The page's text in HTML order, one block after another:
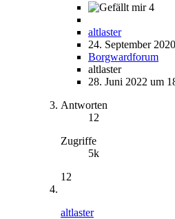
4
altlaster
24. September
Borgwardforum
altlaster
28. Juni 2022 um
Antworten
12
Zugriffe
5k
12
altlaster